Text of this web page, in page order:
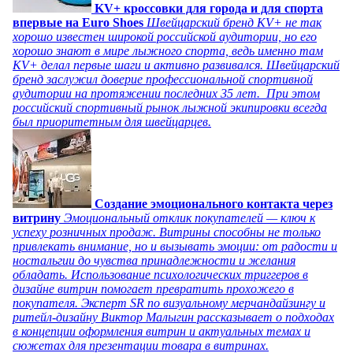
KV+ кроссовки для города и для спорта
впервые на Euro Shoes Швейцарский бренд KV+ не так
хорошо известен широкой российской аудитории, но его
хорошо знают в мире лыжного спорта, ведь именно там
KV+ делал первые шаги и активно развивался. Швейцарский
бренд заслужил доверие профессиональной спортивной
аудитории на протяжении последних 35 лет. При этом
российский спортивный рынок лыжной экипировки всегда
был приоритетным для швейцарцев.
Создание эмоционального контакта через
витрину Эмоциональный отклик покупателей — ключ к
успеху розничных продаж. Витрины способны не только
привлекать внимание, но и вызывать эмоции: от радости и
ностальгии до чувства принадлежности и желания
обладать. Использование психологических триггеров в
дизайне витрин помогает превратить прохожего в
покупателя. Эксперт SR по визуальному мерчандайзингу и
ритейл-дизайну Виктор Малыгин рассказывает о подходах
в концепции оформления витрин и актуальных темах и
сюжетах для презентации товара в витринах.